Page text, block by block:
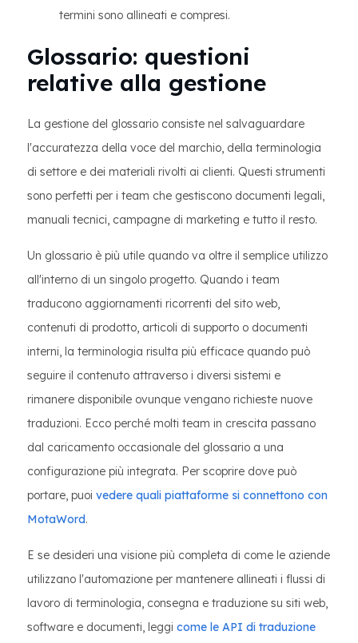
termini sono allineati e compresi.
Glossario: questioni
relative alla gestione
La gestione del glossario consiste nel salvaguardare
l'accuratezza della voce del marchio, della terminologia
di settore e dei materiali rivolti ai clienti. Questi strumenti
sono perfetti per i team che gestiscono documenti legali,
manuali tecnici, campagne di marketing e tutto il resto.
Un glossario è più utile quando va oltre il semplice utilizzo
all'interno di un singolo progetto. Quando i team
traducono aggiornamenti ricorrenti del sito web,
contenuti di prodotto, articoli di supporto o documenti
interni, la terminologia risulta più efficace quando può
seguire il contenuto attraverso i diversi sistemi e
rimanere disponibile ovunque vengano richieste nuove
traduzioni. Ecco perché molti team in crescita passano
dal caricamento occasionale del glossario a una
configurazione più integrata. Per scoprire dove può
portare, puoi vedere quali piattaforme si connettono con
MotaWord.
E se desideri una visione più completa di come le aziende
utilizzano l'automazione per mantenere allineati i flussi di
lavoro di terminologia, consegna e traduzione su siti web,
software e documenti, leggi come le API di traduzione